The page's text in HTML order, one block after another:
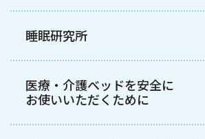
睡眠研究所
医療・介護ベッドを安全に
お使いいただくために